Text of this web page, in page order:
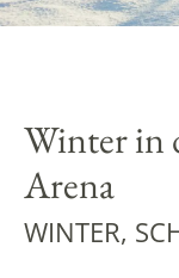
Winter in
Arena
WINTER,